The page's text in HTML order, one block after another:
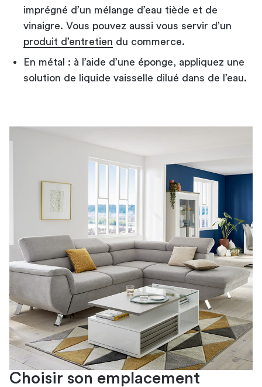
imprégné d’un mélange d’eau tiède et de
vinaigre. Vous pouvez aussi vous servir d’un
produit d’entretien du commerce.
En métal : à l’aide d’une éponge, appliquez une
solution de liquide vaisselle dilué dans de l’eau.
Choisir son emplacement